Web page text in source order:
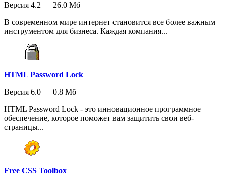
Версия 4.2 — 26.0 Мб
В современном мире интернет становится все более важным
инструментом для бизнеса. Каждая компания...
HTML Password Lock
Версия 6.0 — 0.8 Мб
HTML Password Lock - это инновационное программное
обеспечение, которое поможет вам защитить свои веб-
страницы...
Free CSS Toolbox